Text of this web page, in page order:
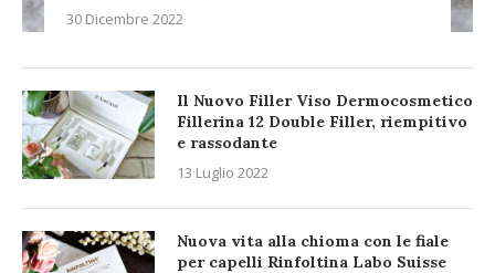
30 Dicembre 2022
Il Nuovo Filler Viso Dermocosmetico
Fillerina 12 Double Filler, riempitivo
e rassodante
13 Luglio 2022
Nuova vita alla chioma con le fiale
per capelli Rinfoltina Labo Suisse